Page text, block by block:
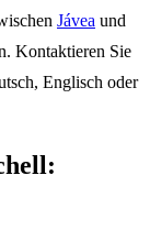
Jávea und
Kontaktieren Sie
Englisch oder